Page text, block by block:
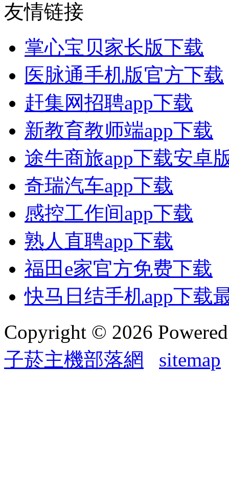
友情链接
掌心宝贝家长版下载
医脉通手机版官方下载
赶集网招聘app下载
新教育教师端app下载
途牛商旅app下载安卓
奇瑞汽车app下载
感控工作间app下载
熟人直聘app下载
福田e家官方免费下载
快马日结手机app下载
Copyright © 2026
子菸主機部落網
sitemap